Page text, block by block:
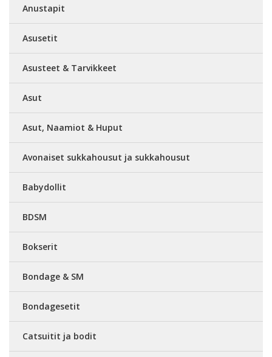
Anustapit
Asusetit
Asusteet & Tarvikkeet
Asut
Asut, Naamiot & Huput
Avonaiset sukkahousut ja sukkahousut
Babydollit
BDSM
Bokserit
Bondage & SM
Bondagesetit
Catsuitit ja bodit